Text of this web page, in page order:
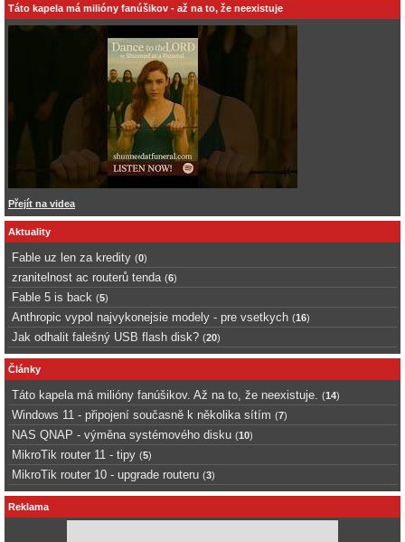
Táto kapela má milióny fanúšikov - až na to, že neexistuje
Přejít na videa
Aktuality
Fable uz len za kredity (0)
zranitelnost ac routerů tenda (6)
Fable 5 is back (5)
Anthropic vypol najvykonejsie modely - pre vsetkych (16)
Jak odhalit falešný USB flash disk? (20)
Články
Táto kapela má milióny fanúšikov. Až na to, že neexistuje. (14)
Windows 11 - připojení současně k několika sítím (7)
NAS QNAP - výměna systémového disku (10)
MikroTik router 11 - tipy (5)
MikroTik router 10 - upgrade routeru (3)
Reklama